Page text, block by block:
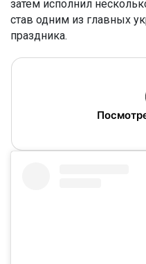
затем исполнил
став одним из главных
праздника.